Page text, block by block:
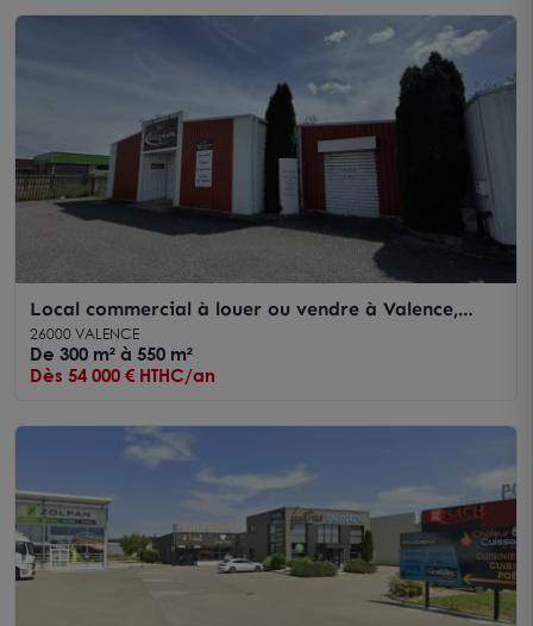
Local commercial à louer ou vendre à Valence,
divisible, à réhabiliter
26000 VALENCE
De 300 m² à 550 m²
Dès 54 000 € HTHC/an